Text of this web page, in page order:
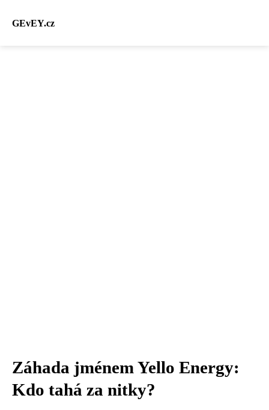
GEvEY.cz
Záhada jménem Yello Energy:
Kdo tahá za nitky?